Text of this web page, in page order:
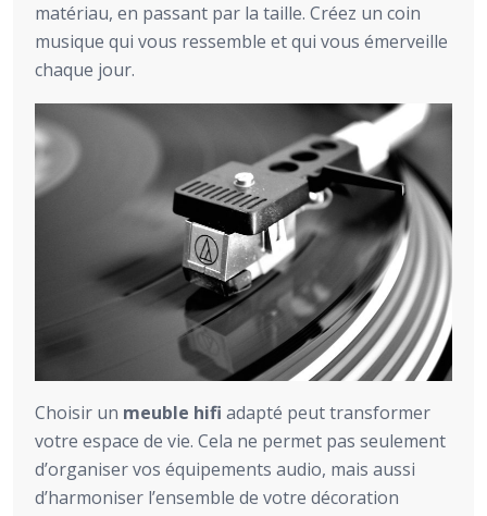
matériau, en passant par la taille. Créez un coin
musique qui vous ressemble et qui vous émerveille
chaque jour.
Choisir un meuble hifi adapté peut transformer
votre espace de vie. Cela ne permet pas seulement
d’organiser vos équipements audio, mais aussi
d’harmoniser l’ensemble de votre décoration